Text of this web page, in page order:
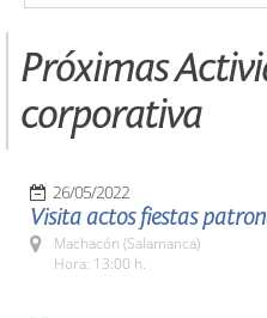
Próximas
corporativa
26/05/2022
Visita actos fiestas
Machacón (Salamanca)
Hora: 13:00 h.